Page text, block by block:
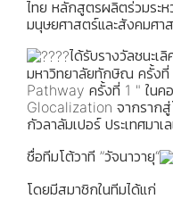
ไทย หลักสูตรผลิตร่วมระ
มนุษยศาสตร์และสังคมศา
ได้รับรางวัลชนะเ
มหาวิทยาลัยทักษิณ ครั้ง
Pathway ครั้งที่ 1 " ใน
Glocalization จากรากสู่
กัวลาลัมเปอร์ ประเทศมาเ
ชื่อทีมโต้วาที ”วัจนาวายุ“
โดยมีสมาชิกในทีมได้แก่